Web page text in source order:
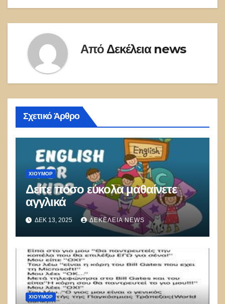
Από Δεκέλεια news
Σχετικό Άρθρο
ΧΙΟΎΜΟΡ
Δείτε πόσο εύκολα μαθαίνετε
αγγλικά
ΔΕΚ 13, 2025 ΔΕΚΈΛΕΙΑ NEWS
ΧΙΟΎΜΟΡ